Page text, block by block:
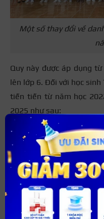
Một số thay đổi về
Quy này được áp dụng
lên lớp 6. Đối với học sinh
tiến tiến từ năm học
2025 như sau:
Điều kiện đạt học sinh
2023:
Khối 10: Bỏ danh hiệu
mới.
Khối 11 và khối 12:
và xếp loại hạnh kiểm